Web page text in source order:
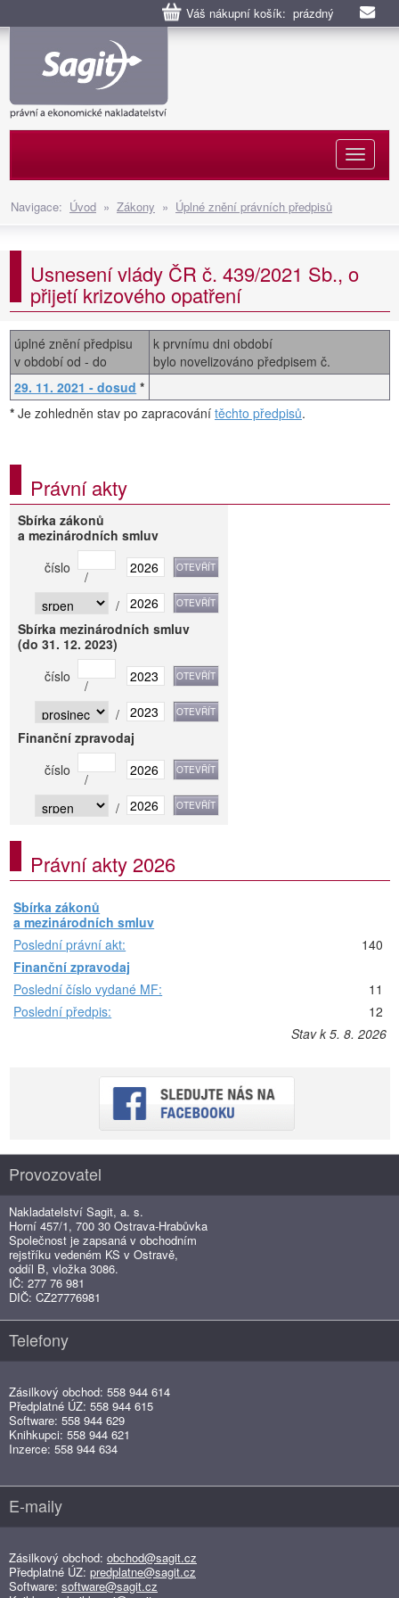
Váš nákupní košík: prázdný
Navigace: Úvod » Zákony » Úplné znění právních předpisů
Usnesení vlády ČR č. 439/2021 Sb., o
přijetí krizového opatření
úplné znění předpisu
v období od - do
k prvnímu dni období
bylo novelizováno předpisem č.
29. 11. 2021 - dosud *
* Je zohledněn stav po zapracování těchto předpisů.
Právní akty
Sbírka zákonů
a mezinárodních smluv
číslo
/
/
Sbírka mezinárodních smluv
(do 31. 12. 2023)
číslo
/
/
Finanční zpravodaj
číslo
/
/
Právní akty 2026
Sbírka zákonů
a mezinárodních smluv
Poslední právní akt:
140
Finanční zpravodaj
Poslední číslo vydané MF:
11
Poslední předpis:
12
Stav k 5. 8. 2026
Provozovatel
Nakladatelství Sagit, a. s.
Horní 457/1, 700 30 Ostrava-Hrabůvka
Společnost je zapsaná v obchodním
rejstříku vedeném KS v Ostravě,
oddíl B, vložka 3086.
IČ: 277 76 981
DIČ: CZ27776981
Telefony
Zásilkový obchod: 558 944 614
Předplatné ÚZ: 558 944 615
Software: 558 944 629
Knihkupci: 558 944 621
Inzerce: 558 944 634
E-maily
Zásilkový obchod: obchod@sagit.cz
Předplatné ÚZ: predplatne@sagit.cz
Software: software@sagit.cz